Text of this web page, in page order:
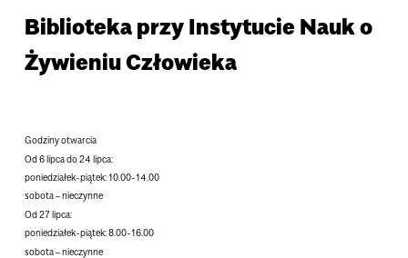
Biblioteka przy Instytucie Nauk o
Żywieniu Człowieka
Godziny otwarcia
Od 6 lipca do 24 lipca:
poniedziałek-piątek: 10.00-14.00
sobota – nieczynne
Od 27 lipca:
poniedziałek-piątek: 8.00-16.00
sobota – nieczynne